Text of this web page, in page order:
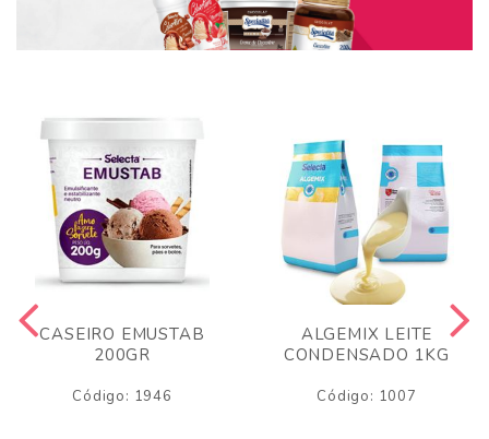
CASEIRO EMUSTAB
200GR
Código: 1946
ALGEMIX LEITE
CONDENSADO 1KG
Código: 1007